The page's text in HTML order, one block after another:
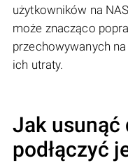
użytkowników na NAS
może znacząco
przechowywanych
ich utraty.
Jak usunąć
podłączyć